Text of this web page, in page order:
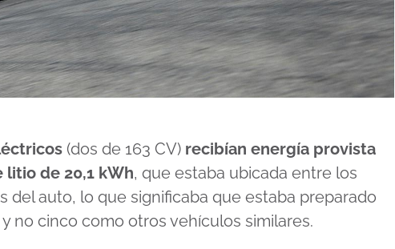
(dos de 163 CV) recibían energía provista
litio de 20,1 kWh, que estaba ubicada entre los
del auto, lo que significaba que estaba preparado
no cinco como otros vehículos similares.